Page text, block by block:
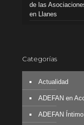
de las
en Llanes
Categorías
Actualidad
ADEFAN en
ADEFAN Íntimo